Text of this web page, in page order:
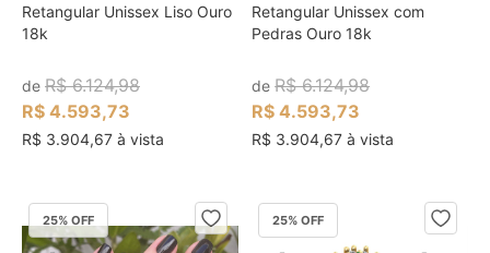
Retangular Unissex Liso Ouro
18k
de R$ 6.124,98
R$ 4.593,73
R$ 3.904,67 à vista
Retangular Unissex com
Pedras Ouro 18k
deR$ 6.124,98
R$ 4.593,73
R$ 3.904,67 à vista
25% OFF 25% OFF